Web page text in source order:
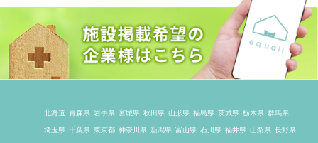
北海道 青森県 岩手県 宮城県 秋田県 山形県 福島県 茨城県 栃木県 群馬県
埼玉県 千葉県 東京都 神奈川県 新潟県 富山県 石川県 福井県 山梨県 長野県